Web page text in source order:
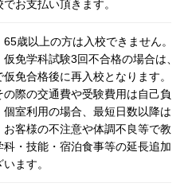
でお支払い頂きます。
65歳以上の方は入校できません。
仮免学科試験3回不合格の場合は、
仮免合格後に再入校となります。
の際の交通費や受験費用は自己負担
個室利用の場合、最短日数以降は相
お客様の不注意や体調不良等で教習
科・技能・宿泊食事等の延長追加料
います。